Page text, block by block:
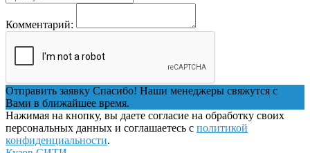
Комментарий:
Отправить заявку Спасибо! Наши менеджеры свяжутся с
Вами в ближайшее время.
Нажимая на кнопку, вы даете согласие на обработку своих
персональных данных и соглашаетесь с политикой
конфиденциальности.